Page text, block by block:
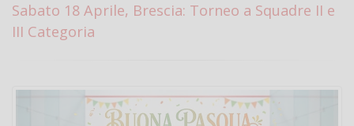
Sabato 18 Aprile, Brescia: Torneo a Squadre II e
III Categoria